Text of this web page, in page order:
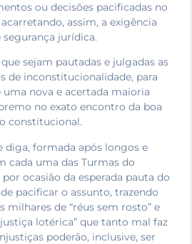
ou decisões pacificadas no
assim, a exigência
jurídica.
sejam pautadas e julgadas as
de inconstitucionalidade, para
uma nova e acertada maioria
no exato encontro da boa
constitucional.
diga, formada após longos e
cada uma das Turmas do
ocasião da esperada pauta do
pacificar o assunto, trazendo
milhares de “réus sem rosto” e
lotérica” que tanto mal faz
poderão, inclusive, ser